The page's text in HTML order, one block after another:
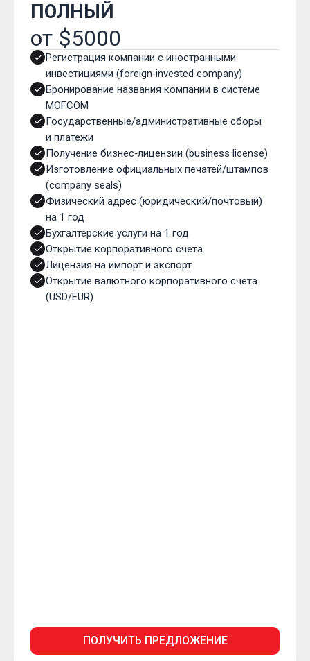
ПОЛНЫЙ
от $5000
Регистрация компании с иностранными
инвестициями (foreign‑invested company)
Бронирование названия компании в системе
MOFCOM
Государственные/административные сборы
и платежи
Получение бизнес‑лицензии (business license)
Изготовление официальных печатей/штампов
(company seals)
Физический адрес (юридический/почтовый)
на 1 год
Бухгалтерские услуги на 1 год
Открытие корпоративного счета
Лицензия на импорт и экспорт
Открытие валютного корпоративного счета
(USD/EUR)
ПОЛУЧИТЬ ПРЕДЛОЖЕНИЕ